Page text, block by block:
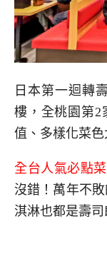
日本第一迴轉
樓，全桃園第2
值、多樣化菜
全台人氣必點
沒錯！萬年不
淇淋也都是壽